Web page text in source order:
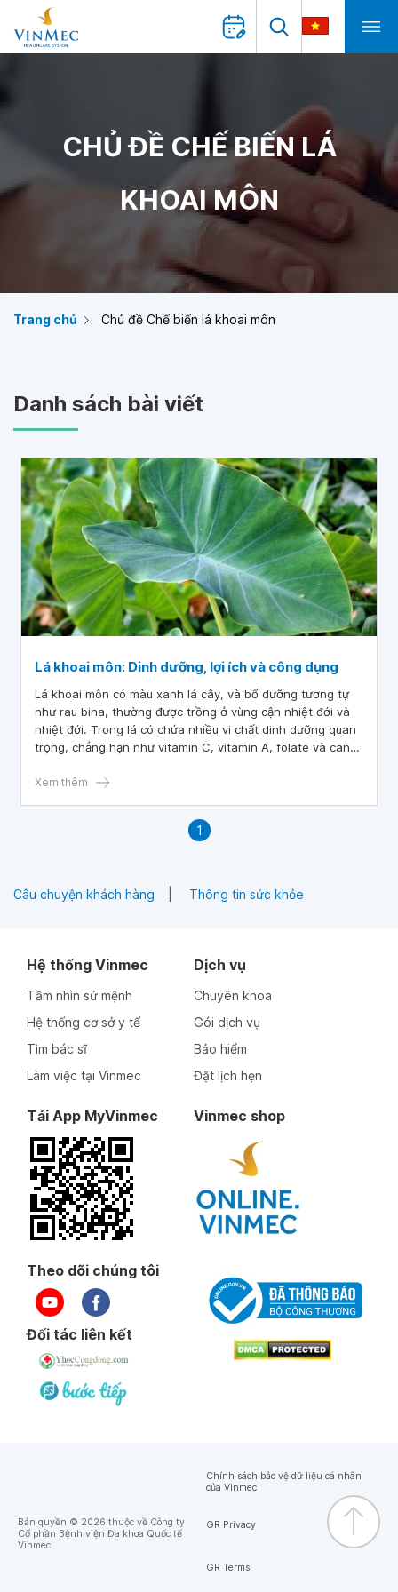
CHỦ ĐỀ CHẾ BIẾN LÁ
KHOAI MÔN
Trang chủ Chủ đề Chế biến lá khoai môn
Danh sách bài viết
Lá khoai môn: Dinh dưỡng, lợi ích và công dụng
Lá khoai môn có màu xanh lá cây, và bổ dưỡng tương tự
như rau bina, thường được trồng ở vùng cận nhiệt đới và
nhiệt đới. Trong lá có chứa nhiều vi chất dinh dưỡng quan
trọng, chẳng hạn như vitamin C, vitamin A, folate và canxi,
Xem thêm
1
Câu chuyện khách hàng Thông tin sức khỏe
Hệ thống Vinmec
Tầm nhìn sứ mệnh
Hệ thống cơ sở y tế
Tìm bác sĩ
Làm việc tại Vinmec
Dịch vụ
Chuyên khoa
Gói dịch vụ
Bảo hiểm
Đặt lịch hẹn
Tải App MyVinmec Vinmec shop
Theo dõi chúng tôi
Đối tác liên kết
Bản quyền © 2026 thuộc về Công ty
Cổ phần Bệnh viện Đa khoa Quốc tế
Vinmec
Chính sách bảo vệ dữ liệu cá nhân
của Vinmec
GR Privacy
GR Terms